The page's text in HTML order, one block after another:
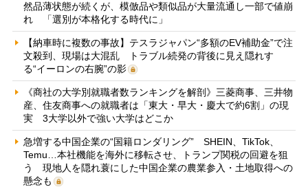
然品薄状態が続くが、模倣品や類似品が大量流通し一部で値崩
れ 「選別が本格化する時代に」
【納車時に複数の事故】テスラジャパン“多額のEV補助金”で注
文殺到、現場は大混乱 トラブル続発の背後に見え隠れす
る“イーロンの右腕”の影
《商社の大学別就職者数ランキングを解剖》三菱商事、三井物
産、住友商事への就職者は「東大・早大・慶大で約6割」の現
実 3大学以外で強い大学はどこか
急増する中国企業の“国籍ロンダリング” SHEIN、TikTok、
Temu…本社機能を海外に移転させ、トランプ関税の回避を狙
う 現地人を隠れ蓑にした中国企業の農業参入・土地取得への
懸念も